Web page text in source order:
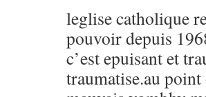
leglise catholique
pouvoir depuis
c’est epuisant et
traumatise.au